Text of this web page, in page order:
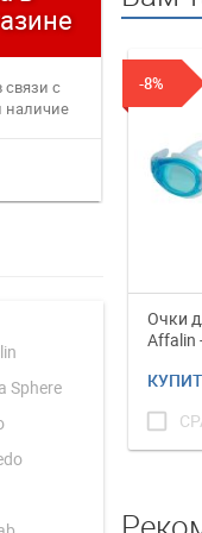
с
наличие
Sphere
-8%
Очки
Affalin
check_box_outline_blank